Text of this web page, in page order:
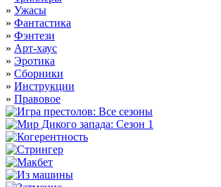
» Ужасы
» Фантастика
» Фэнтези
» Арт-хаус
» Эротика
» Сборники
» Инструкции
» Правовое